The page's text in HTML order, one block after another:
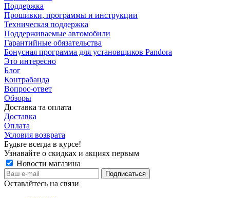
Поддержка
Прошивки, программы и инструкции
Техническая поддержка
Поддерживаемые автомобили
Гарантийные обязательства
Бонусная программа для установщиков Pandora
Это интересно
Блог
Контрабанда
Вопрос-ответ
Обзоры
Доставка та оплата
Доставка
Оплата
Условия возврата
Будьте всегда в курсе!
Узнавайте о скидках и акциях первым
Новости магазина
Оставайтесь на связи